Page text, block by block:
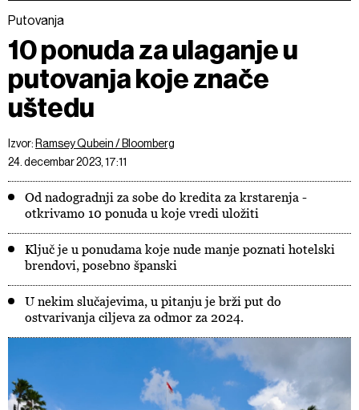
Putovanja
10 ponuda za ulaganje u
putovanja koje znače
uštedu
Izvor: Ramsey Qubein / Bloomberg
24. decembar 2023, 17:11
Od nadogradnji za sobe do kredita za krstarenja -
otkrivamo 10 ponuda u koje vredi uložiti
Ključ je u ponudama koje nude manje poznati hotelski
brendovi, posebno španski
U nekim slučajevima, u pitanju je brži put do
ostvarivanja ciljeva za odmor za 2024.